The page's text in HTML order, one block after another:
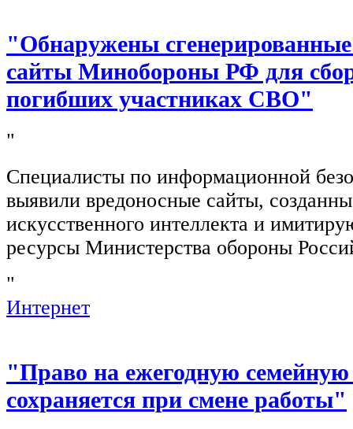
"Обнаружены
сайты Минобороны РФ для
погибших участниках СВО"
"
Специалисты по информационной
выявили вредоносные сайты,
искусственного интеллекта и
ресурсы Министерства обороны
"
Интернет
"Право на ежегодную
сохраняется при смене работы"